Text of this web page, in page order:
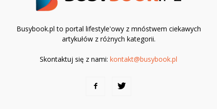
Busybook.pl to portal lifestyle'owy z mnóstwem ciekawych
artykułów z różnych kategorii.
Skontaktuj się z nami: kontakt@busybook.pl